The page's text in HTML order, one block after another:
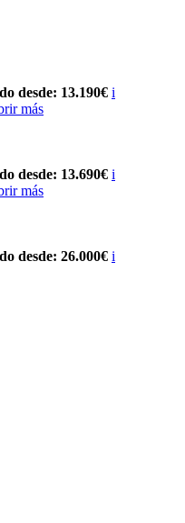
desde: 13.190€ i
más
desde: 13.690€ i
más
desde: 26.000€ i